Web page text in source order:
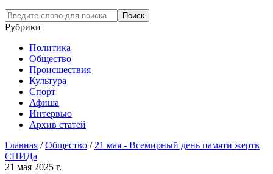
Рубрики
Политика
Общество
Проиcшествия
Культура
Спорт
Афиша
Интервью
Архив статей
Главная /Общество / 21 мая - Всемирный день памяти жертв
СПИДа
21 мая 2025 г.